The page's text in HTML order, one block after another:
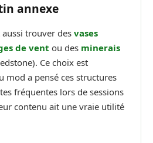
annexe
trouver des vases
de vent ou des minerais
Ce choix est
mod a pensé ces structures
fréquentes lors de sessions
contenu ait une vraie utilité